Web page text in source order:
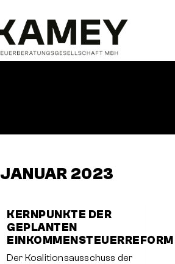
JANUAR 2023
KERNPUNKTE DER
GEPLANTEN
EINKOMMENSTEUERREFORM
Der Koalitionsausschuss der